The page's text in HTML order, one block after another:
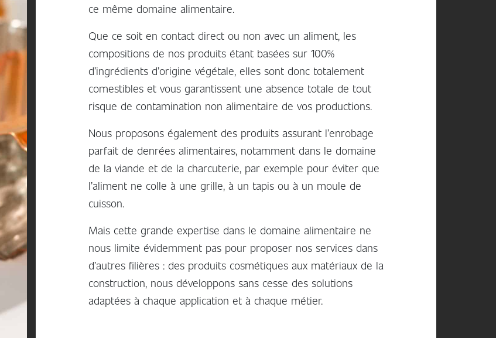
ce même domaine alimentaire.
Que ce soit en contact direct ou non avec un aliment, les
compositions de nos produits étant basées sur 100%
d’ingrédients d’origine végétale, elles sont donc totalement
comestibles et vous garantissent une absence totale de tout
risque de contamination non alimentaire de vos productions.
Nous proposons également des produits assurant l’enrobage
parfait de denrées alimentaires, notamment dans le domaine
de la viande et de la charcuterie, par exemple pour éviter que
l’aliment ne colle à une grille, à un tapis ou à un moule de
cuisson.
Mais cette grande expertise dans le domaine alimentaire ne
nous limite évidemment pas pour proposer nos services dans
d’autres filières : des produits cosmétiques aux matériaux de la
construction, nous développons sans cesse des solutions
adaptées à chaque application et à chaque métier.